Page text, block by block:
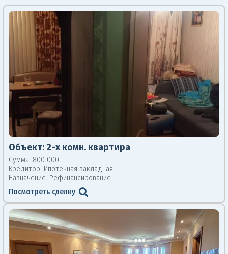
Объект: 2-х комн. квартира
Сумма: 800 000
Кредитор: Ипотечная закладная
Назначение: Рефинансирование
Посмотреть сделку